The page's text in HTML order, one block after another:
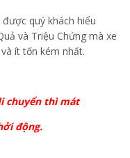
quý khách hiểu
và Triệu Chứng mà xe
ít tốn kém nhất.
chuyển thì mát
động.